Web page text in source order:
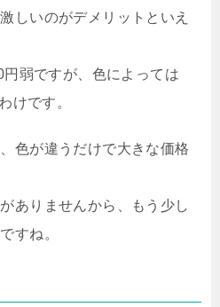
しいのがデメリットといえ
弱ですが、色によっては
けです。
色が違うだけで大きな価格
ありませんから、もう少し
すね。